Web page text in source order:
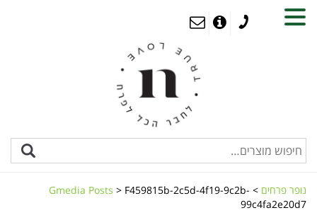
נופר פרחים >
Gmedia Posts > F459815b-2c5d-4f19-9c2b-
99c4fa2e20d7